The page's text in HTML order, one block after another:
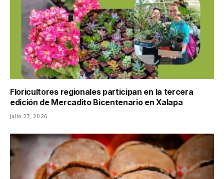
Floricultores regionales participan en la tercera
edición de Mercadito Bicentenario en Xalapa
julio 27, 2026